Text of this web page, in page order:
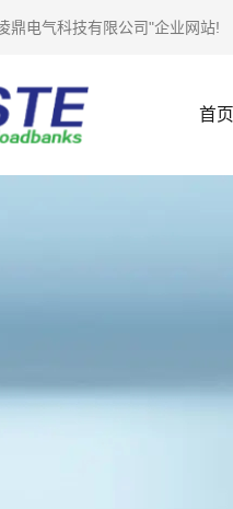
鼎电气科技有限公司"企业网站!
首页